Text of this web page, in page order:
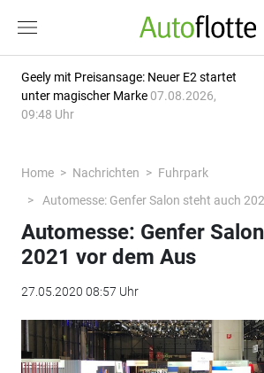
Geely mit Preisansage: Neuer E2 startet
unter magischer Marke 07.08.2026,
09:48 Uhr
Home Nachrichten
Fuhrpark
Automesse: Genfer Salon steht auch
Automesse: Genfer
2021 vor dem Aus
27.05.2020 08:57 Uhr